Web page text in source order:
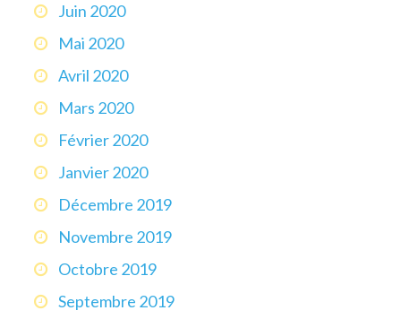
Juin 2020
Mai 2020
Avril 2020
Mars 2020
Février 2020
Janvier 2020
Décembre 2019
Novembre 2019
Octobre 2019
Septembre 2019